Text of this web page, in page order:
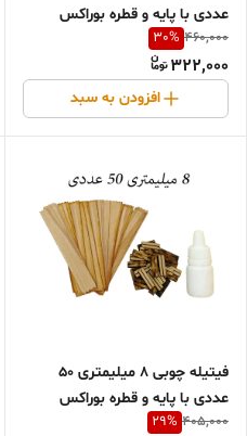
عددی با پایه و قطره بوراکس
460,000
30%
322,000
افزودن به سبد
فیتیله چوبی 8 میلیمتری 50
عددی با پایه و قطره بوراکس
405,000
29%